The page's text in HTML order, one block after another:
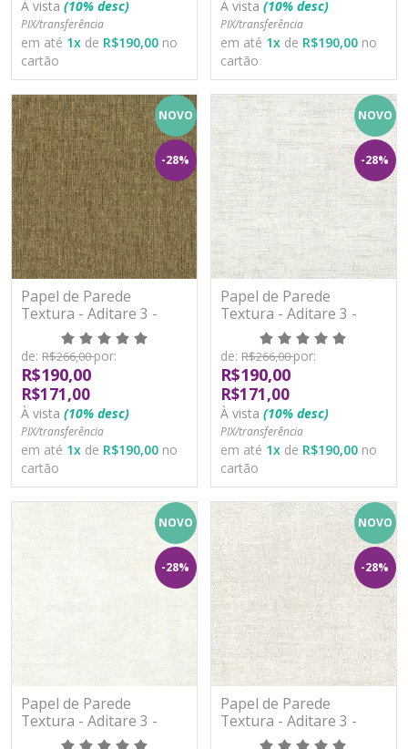
À vista (10% desc)
PIX/transferência
em até 1x de R$190,00 no
cartão
À vista (10% desc)
PIX/transferência
em até 1x de R$190,00 no
cartão
NOVO
-28%
Papel de Parede
Textura - Aditare 3 -
AD300015R - Vinílico
de: R$266,00por:
R$190,00
R$171,00
À vista (10% desc)
PIX/transferência
em até 1x de R$190,00 no
cartão
NOVO
-28%
Papel de Parede
Textura - Aditare 3 -
AD300101R - Vinílico
de: R$266,00por:
R$190,00
R$171,00
À vista (10% desc)
PIX/transferência
em até 1x de R$190,00 no
cartão
NOVO
-28%
Papel de Parede
Textura - Aditare 3 -
AD300102R - Vinílico
NOVO
-28%
Papel de Parede
Textura - Aditare 3 -
AD300103R - Vinílico